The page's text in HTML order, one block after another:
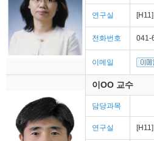
연구실
전화번호 041-
이메일
이OO 교수
담당과목
연구실